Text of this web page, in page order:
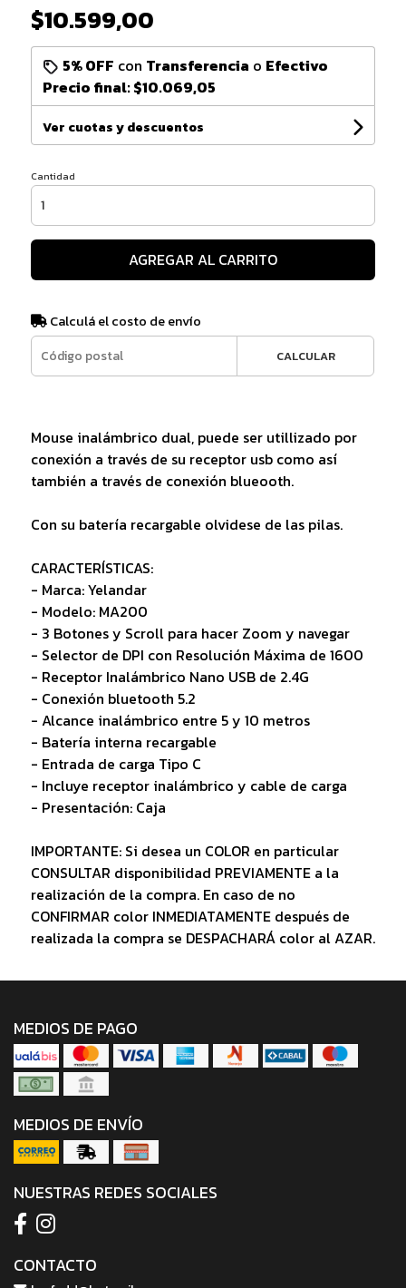
$10.599,00
5% OFF con Transferencia o Efectivo
Precio final:$10.069,05
Ver cuotas y descuentos
Cantidad
AGREGAR AL CARRITO
Calculá el costo de envío
CALCULAR
Mouse inalámbrico dual, puede ser utillizado por
conexión a través de su receptor usb como así
también a través de conexión blueooth.
Con su batería recargable olvidese de las pilas.
CARACTERÍSTICAS:
- Marca: Yelandar
- Modelo: MA200
- 3 Botones y Scroll para hacer Zoom y navegar
- Selector de DPI con Resolución Máxima de 1600
- Receptor Inalámbrico Nano USB de 2.4G
- Conexión bluetooth 5.2
- Alcance inalámbrico entre 5 y 10 metros
- Batería interna recargable
- Entrada de carga Tipo C
- Incluye receptor inalámbrico y cable de carga
- Presentación: Caja
IMPORTANTE: Si desea un COLOR en particular
CONSULTAR disponibilidad PREVIAMENTE a la
realización de la compra. En caso de no
CONFIRMAR color INMEDIATAMENTE después de
realizada la compra se DESPACHARÁ color al AZAR.
MEDIOS DE PAGO
MEDIOS DE ENVÍO
NUESTRAS REDES SOCIALES
CONTACTO